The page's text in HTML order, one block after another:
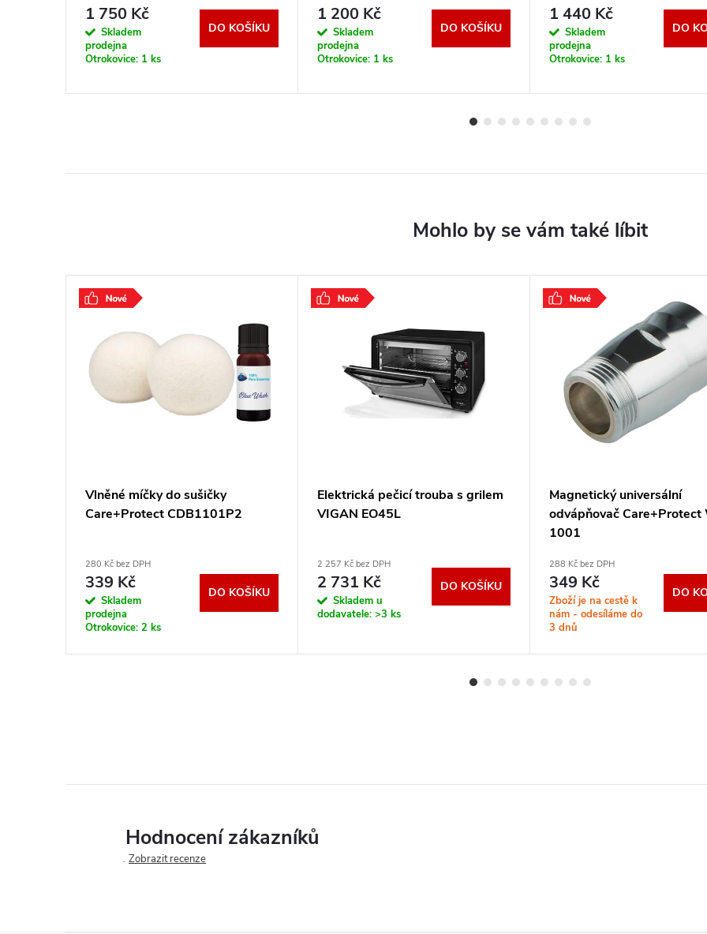
1 750 Kč
Skladem
prodejna
Otrokovice: 1 ks
DO KOŠÍKU
1 200 Kč
Skladem
prodejna
Otrokovice: 1 ks
DO KOŠÍKU
1 440 Kč
Skladem
prodejna
Otrokovice: 1 ks
DO
ZDARMA
Vlněné míčky do sušičky
Care+Protect CDB1101P2
280 Kč bez DPH
339 Kč
Skladem
prodejna
Otrokovice: 2 ks
DO KOŠÍKU
Elektrická pečicí trouba s grilem
VIGAN EO45L
2 257 Kč bez DPH
2 731 Kč
Skladem u
dodavatele: >3 ks
DO KOŠÍKU
Magnetický universální
odvápňovač Care+Protect
1001
288 Kč bez DPH
349 Kč
Zboží je na cestě k
nám - odesíláme do
3 dnů
DO
Hodnocení zákazníků
Zobrazit recenze